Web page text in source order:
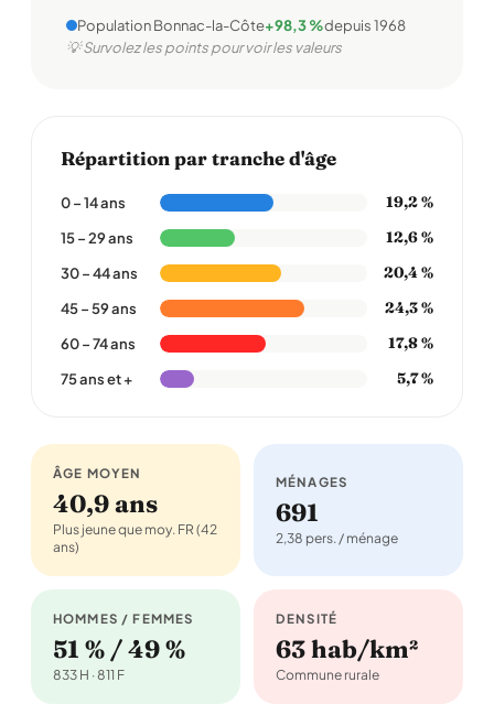
Population Bonnac-la-Côte+98,3 %depuis 1968
💡 Survolez les points pour voir les valeurs
Répartition par tranche d'âge
0 – 14 ans 19,2 %
15 – 29 ans 12,6 %
30 – 44 ans 20,4 %
45 – 59 ans 24,3 %
60 – 74 ans 17,8 %
75 ans et + 5,7 %
ÂGE MOYEN
40,9 ans
Plus jeune que moy. FR (42
ans)
MÉNAGES
691
2,38 pers. / ménage
HOMMES / FEMMES
51 % / 49 %
833 H · 811 F
DENSITÉ
63 hab/km²
Commune rurale